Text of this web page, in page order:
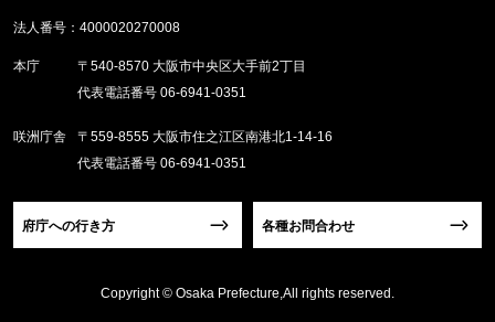
法人番号：4000020270008
本庁
〒540-8570 大阪市中央区大手前2丁目
代表電話番号 06-6941-0351
咲洲庁舎
〒559-8555 大阪市住之江区南港北1-14-16
代表電話番号 06-6941-0351
府庁への行き方 各種お問合わせ
Copyright © Osaka Prefecture,All rights reserved.